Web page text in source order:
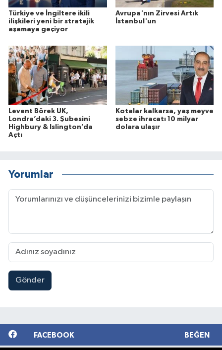
Türkiye ve İngiltere ikili
ilişkileri yeni bir stratejik
aşamaya geçiyor
Avrupa'nın Zirvesi Artık
İstanbul'un
Levent Börek UK,
Londra’daki 3. Şubesini
Highbury & Islington’da
Açtı
Kotalar kalkarsa, yaş meyve
sebze ihracatı 10 milyar
dolara ulaşır
Yorumlar
Gönder
FACEBOOK BEĞEN